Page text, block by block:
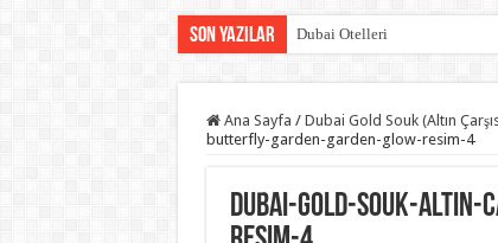
Son Yazılar Dubai Otelleri
Ana Sayfa / Dubai Gold Souk (Altın
butterfly-garden-garden-glow-resim-4
dubai-gold-souk-